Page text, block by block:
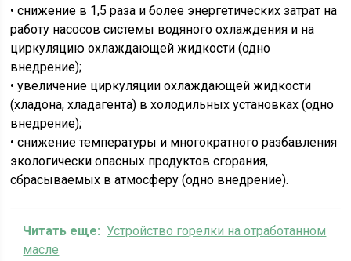
• снижение в 1,5 раза и более энергетических затрат на
работу насосов системы водяного охлаждения и на
циркуляцию охлаждающей жидкости (одно
внедрение);
• увеличение циркуляции охлаждающей жидкости
(хладона, хладагента) в холодильных установках (одно
внедрение);
• снижение температуры и многократного разбавления
экологически опасных продуктов сгорания,
сбрасываемых в атмосферу (одно внедрение).
Читать еще: Устройство горелки на отработанном
масле